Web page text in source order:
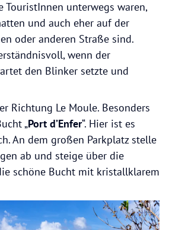
TouristInnen unterwegs waren,
und auch eher auf der
oder anderen Straße sind.
wenn der
den Blinker setzte und
Richtung Le Moule. Besonders
„Port d’Enfer“. Hier ist es
An dem großen Parkplatz stelle
ab und steige über die
schöne Bucht mit kristallklarem